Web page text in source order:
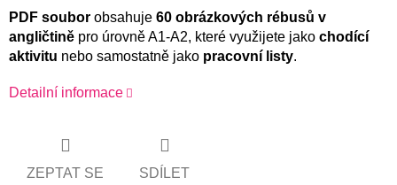
PDF soubor obsahuje 60 obrázkových rébusů v
angličtině pro úrovně A1-A2, které využijete jako chodící
aktivitu nebo samostatně jako pracovní listy.
Detailní informace
ZEPTAT SE SDÍLET